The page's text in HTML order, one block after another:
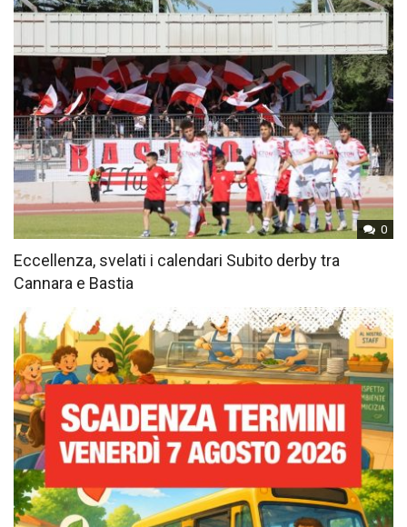
0
Eccellenza, svelati i calendari Subito derby tra
Cannara e Bastia